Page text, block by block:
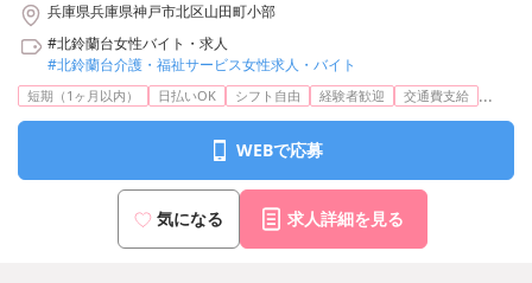
兵庫県兵庫県神戸市北区山田町小部
#北鈴蘭台女性バイト・求人
#北鈴蘭台介護・福祉サービス女性求人・バイト
短期（1ヶ月以内） 日払いOK シフト自由 経験者歓迎 交通費支給 ...
WEBで応募
気になる 求人詳細を見る